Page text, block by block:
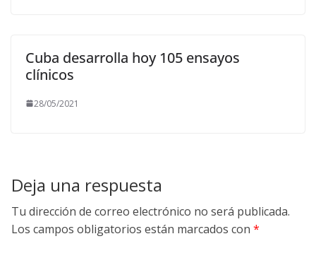
Cuba desarrolla hoy 105 ensayos
clínicos
28/05/2021
Deja una respuesta
Tu dirección de correo electrónico no será publicada.
Los campos obligatorios están marcados con *